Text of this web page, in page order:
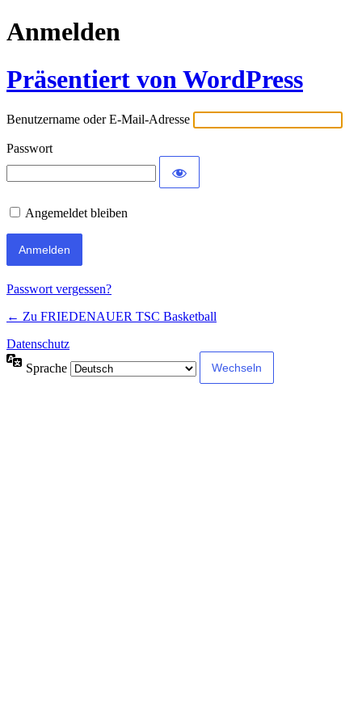
Anmelden
Präsentiert von WordPress
Benutzername oder E-Mail-Adresse
Passwort
Angemeldet bleiben
Passwort vergessen?
← Zu FRIEDENAUER TSC Basketball
Datenschutz
Sprache